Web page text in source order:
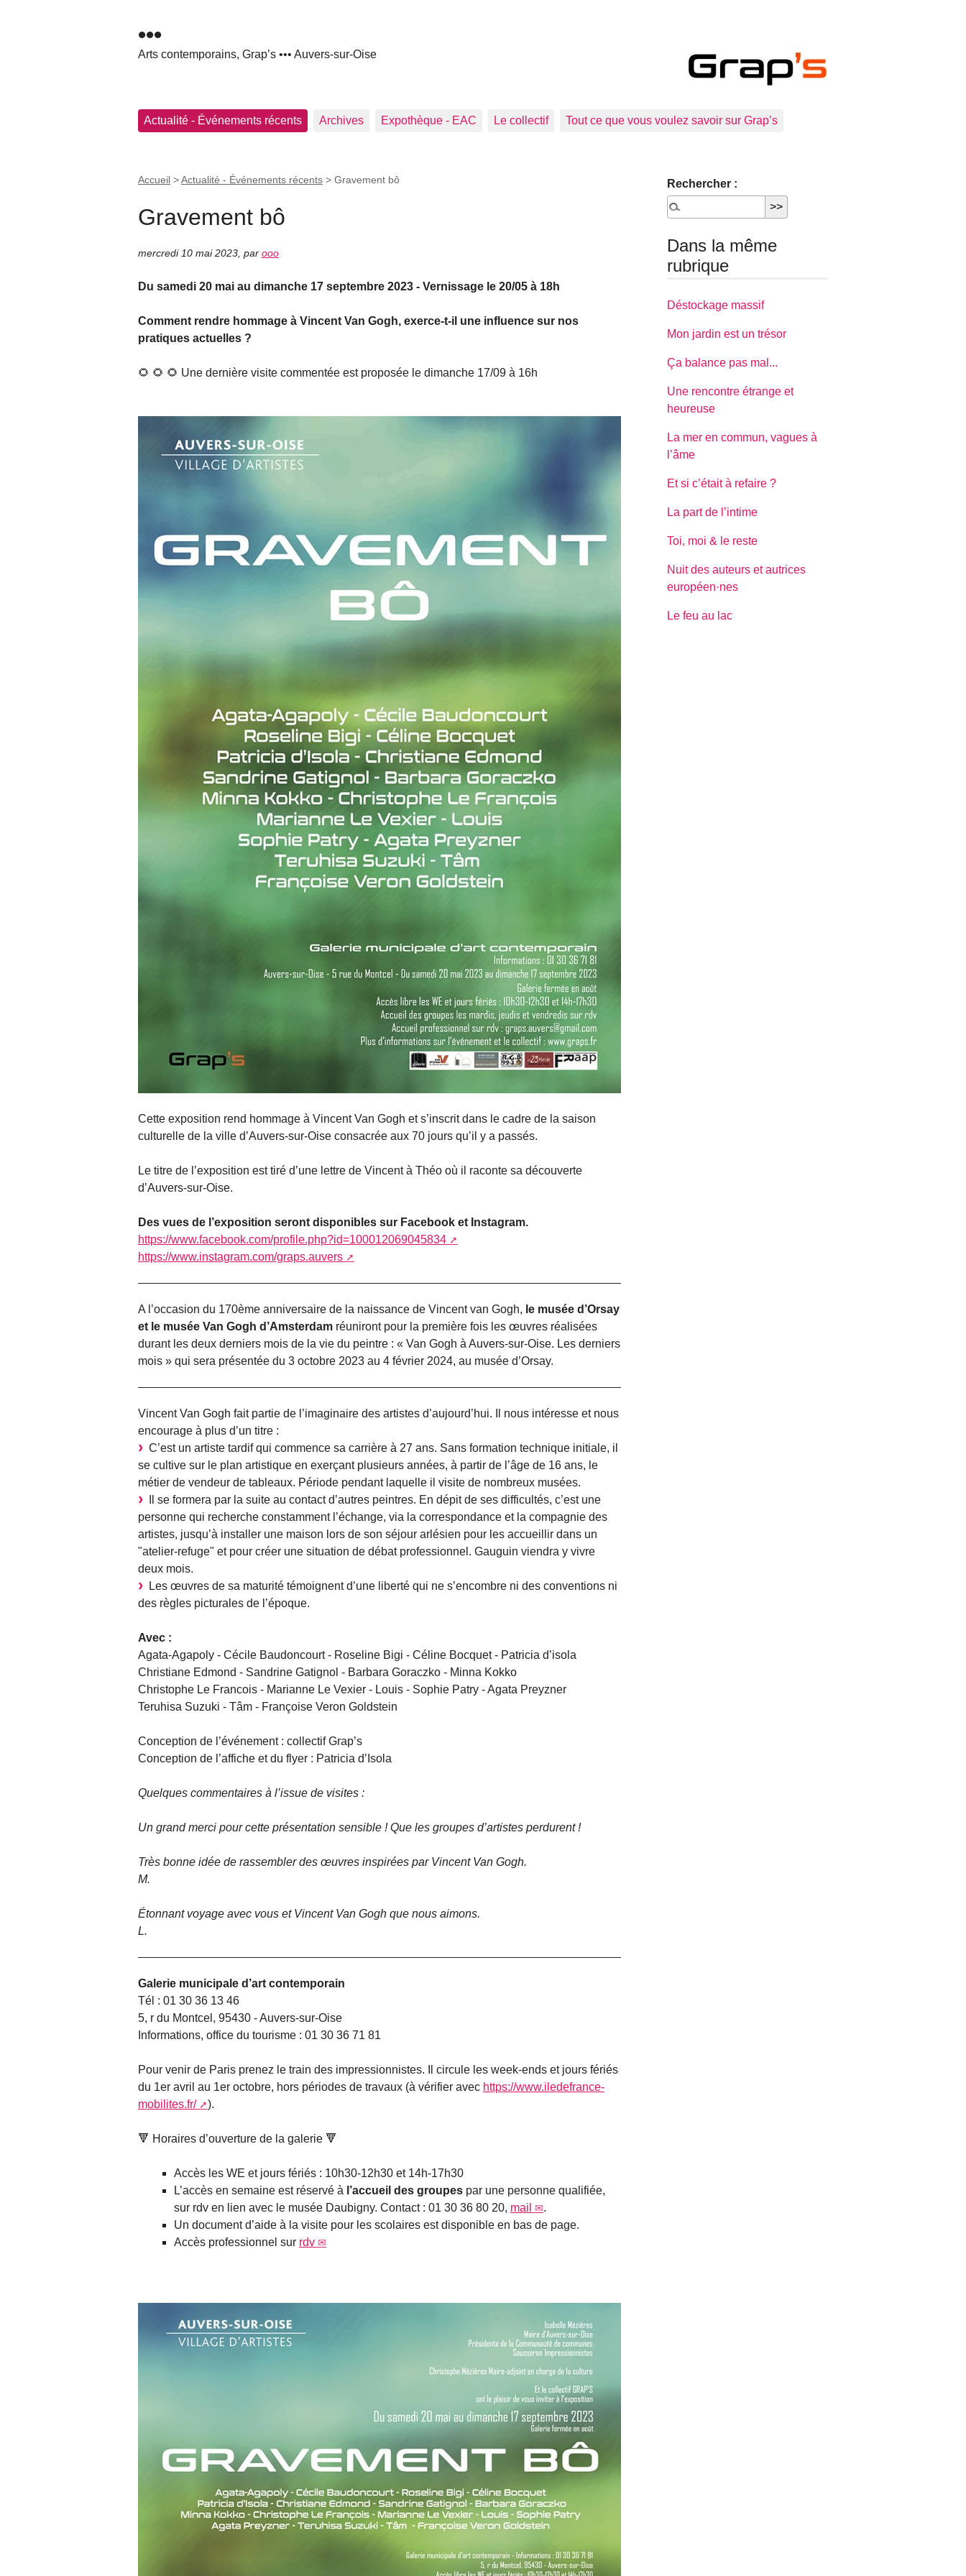
•••
Arts contemporains, Grap’s ••• Auvers-sur-Oise
Actualité - Événements récents Archives Expothèque - EAC Le collectif Tout ce que vous voulez savoir sur Grap’s
Accueil >Actualité - Événements récents > Gravement bô
Gravement bô
mercredi 10 mai 2023 par ooo
Du samedi 20 mai au dimanche 17 septembre 2023 - Vernissage le 20/05 à 18h
Comment rendre hommage à Vincent Van Gogh, exerce-t-il une influence sur nos
pratiques actuelles ?
🌻 🌻 🌻 Une dernière visite commentée est proposée le dimanche 17/09 à 16h
Cette exposition rend hommage à Vincent Van Gogh et s’inscrit dans le cadre de la saison
culturelle de la ville d’Auvers-sur-Oise consacrée aux 70 jours qu’il y a passés.
Le titre de l’exposition est tiré d’une lettre de Vincent à Théo où il raconte sa découverte
d’Auvers-sur-Oise.
Des vues de l’exposition seront disponibles sur Facebook et Instagram.
https://www.facebook.com/profile.php?id=100012069045834
https://www.instagram.com/graps.auvers
A l’occasion du 170ème anniversaire de la naissance de Vincent van Gogh, le musée d’Orsay
et le musée Van Gogh d’Amsterdam réuniront pour la première fois les œuvres réalisées
durant les deux derniers mois de la vie du peintre : « Van Gogh à Auvers-sur-Oise. Les derniers
mois » qui sera présentée du 3 octobre 2023 au 4 février 2024, au musée d’Orsay.
Vincent Van Gogh fait partie de l’imaginaire des artistes d’aujourd’hui. Il nous intéresse et nous
encourage à plus d’un titre :
C’est un artiste tardif qui commence sa carrière à 27 ans. Sans formation technique initiale, il
se cultive sur le plan artistique en exerçant plusieurs années, à partir de l’âge de 16 ans, le
métier de vendeur de tableaux. Période pendant laquelle il visite de nombreux musées.
Il se formera par la suite au contact d’autres peintres. En dépit de ses difficultés, c’est une
personne qui recherche constamment l’échange, via la correspondance et la compagnie des
artistes, jusqu’à installer une maison lors de son séjour arlésien pour les accueillir dans un
"atelier-refuge" et pour créer une situation de débat professionnel. Gauguin viendra y vivre
deux mois.
Les œuvres de sa maturité témoignent d’une liberté qui ne s’encombre ni des conventions ni
des règles picturales de l’époque.
Avec :
Agata-Agapoly - Cécile Baudoncourt - Roseline Bigi - Céline Bocquet - Patricia d’isola
Christiane Edmond - Sandrine Gatignol - Barbara Goraczko - Minna Kokko
Christophe Le Francois - Marianne Le Vexier - Louis - Sophie Patry - Agata Preyzner
Teruhisa Suzuki - Tâm - Françoise Veron Goldstein
Conception de l’événement : collectif Grap’s
Conception de l’affiche et du flyer : Patricia d’Isola
Quelques commentaires à l’issue de visites :
Un grand merci pour cette présentation sensible ! Que les groupes d’artistes perdurent !
Très bonne idée de rassembler des œuvres inspirées par Vincent Van Gogh.
M.
Étonnant voyage avec vous et Vincent Van Gogh que nous aimons.
L.
Galerie municipale d’art contemporain
Tél : 01 30 36 13 46
5, r du Montcel, 95430 - Auvers-sur-Oise
Informations, office du tourisme : 01 30 36 71 81
Pour venir de Paris prenez le train des impressionnistes. Il circule les week-ends et jours fériés
du 1er avril au 1er octobre, hors périodes de travaux (à vérifier avec https://www.iledefrance-
mobilites.fr/
).
🔻 Horaires d’ouverture de la galerie 🔻
Accès les WE et jours fériés : 10h30-12h30 et 14h-17h30
L’accès en semaine est réservé à l’accueil des groupes par une personne qualifiée,
sur rdv en lien avec le musée Daubigny. Contact : 01 30 36 80 20, mail
.
Un document d’aide à la visite pour les scolaires est disponible en bas de page.
Accès professionnel sur rdv
Rechercher :
Dans la même
rubrique
Déstockage massif
Mon jardin est un trésor
Ça balance pas mal...
Une rencontre étrange et
heureuse
La mer en commun, vagues à
l’âme
Et si c’était à refaire ?
La part de l’intime
Toi, moi & le reste
Nuit des auteurs et autrices
européen·nes
Le feu au lac